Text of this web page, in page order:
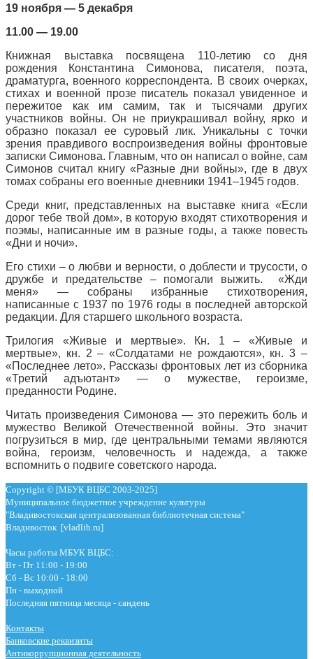
19 ноября — 5 декабря
11.00 — 19.00
Книжная выставка посвящена 110-летию со дня
рождения Константина Симонова, писателя, поэта,
драматурга, военного корреспондента. B своих очерках,
стихах и военной прозе писатель показал увиденное и
пережитое как им самим, так и тысячами других
участников войны. Он не приукрашивал войну, ярко и
образно показал ее суровый лик. Уникальны с точки
зрения правдивого воспроизведения войны фронтовые
записки Симонова. Главным, что он написал о войне, сам
Симонов считал книгу «Разные дни войны», где в двух
томах собраны его военные дневники 1941–1945 годов.
Среди книг, представленных на выставке книга «Если
дорог тебе твой дом», в которую входят стихотворения и
поэмы, написанные им в разные годы, а также повесть
«Дни и ночи».
Его стихи – о любви и верности, о доблести и трусости, о
дружбе и предательстве – помогали выжить. «Жди
меня» — собраны избранные стихотворения,
написанные с 1937 по 1976 годы в последней авторской
редакции. Для старшего школьного возраста.
Трилогия «Живые и мертвые». Кн. 1 – «Живые и
мертвые», кн. 2 – «Солдатами не рождаются», кн. 3 –
«Последнее лето». Рассказы фронтовых лет из сборника
«Третий адъютант» — о мужестве, героизме,
преданности Родине.
Читать произведения Симонова — это пережить боль и
мужество Великой Отечественной войны. Это значит
погрузиться в мир, где центральными темами являются
война, героизм, человечность и надежда, а также
вспомнить о подвиге советского народа.
Copyright © [МБУК ВЦБС 2003-2025]
Муниципальное бюджетное учреждение культуры
"Владивостокская централизованная библиотечная система"
Владивосток [vladlib.ru]
Часы работы МБУК ВЦБС:
Вт - Пт 11:00 - 19:00
Сб - Вс 10:00 - 18:00
Пн - выходной
Последняя пятница месяца - сандень
Контакты
Банковские реквизиты
Антикоррупционная деятельность